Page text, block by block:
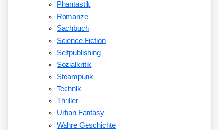
Phantastik
Romanze
Sachbuch
Science Fiction
Selfpublishing
Sozialkritik
Steampunk
Technik
Thriller
Urban Fantasy
Wahre Geschichte